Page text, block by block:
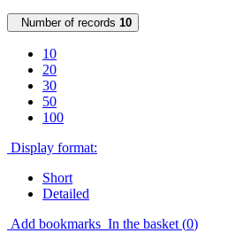
Number of records 10
10
20
30
50
100
Display format:
Short
Detailed
Add bookmarks In the basket (0)